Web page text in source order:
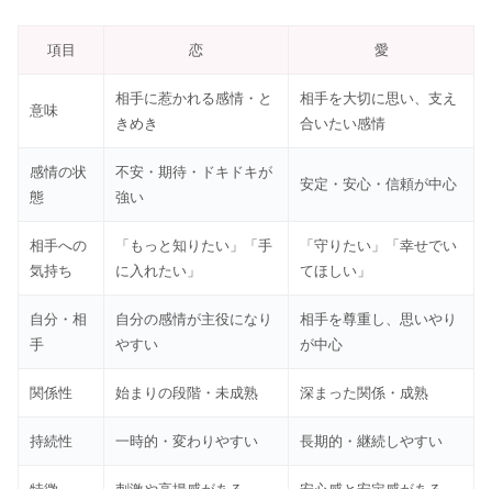
項目 恋 愛
意味
相手に惹かれる感情・と
きめき
相手を大切に思い、支え
合いたい感情
感情の状
態
不安・期待・ドキドキが
強い
安定・安心・信頼が中心
相手への
気持ち
「もっと知りたい」「手
に入れたい」
「守りたい」「幸せでい
てほしい」
自分・相
手
自分の感情が主役になり
やすい
相手を尊重し、思いやり
が中心
関係性 始まりの段階・未成熟 深まった関係・成熟
持続性 一時的・変わりやすい 長期的・継続しやすい